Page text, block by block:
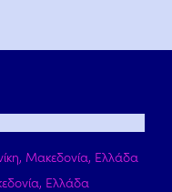
Μακεδονία, Ελλάδα
Ελλάδα